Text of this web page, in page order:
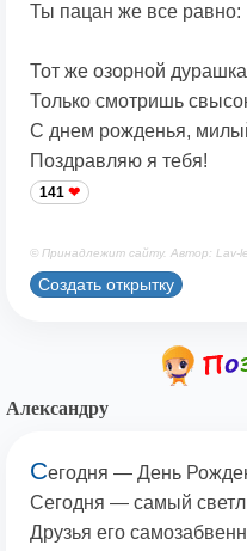
Ты пацан же все равно:
Тот же озорной
Только смотришь
С днем рожденья,
Поздравляю я тебя!
141
© Принадлежит сайту. Автор: Lav-
Создать открытку
Александру
Сегодня — День
Сегодня — самый
Друзья его